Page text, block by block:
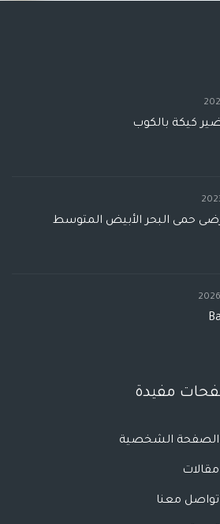
كيكة بالكوب
حمى البحر الأبيض المتوسط
مفيدة
الصفحة الشخصية
مقالات
تواصل معنا